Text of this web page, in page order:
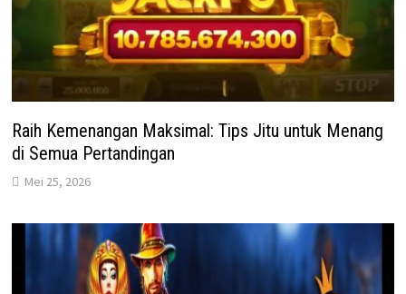
Raih Kemenangan Maksimal: Tips Jitu untuk Menang
di Semua Pertandingan
Mei 25, 2026